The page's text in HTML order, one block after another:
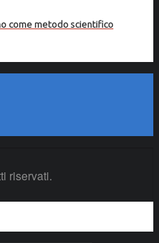
come metodo scientifico
riservati.